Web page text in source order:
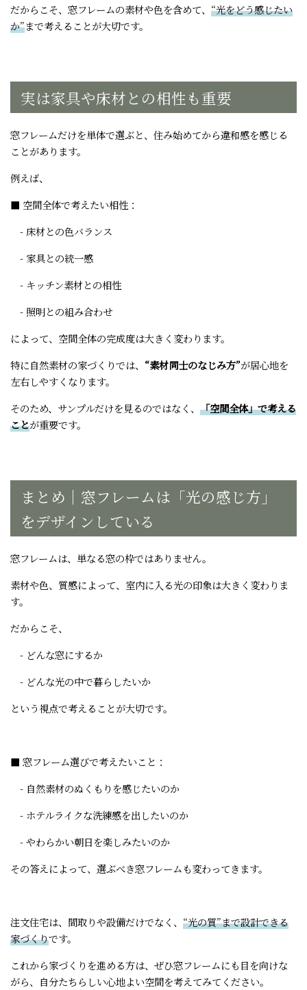
だからこそ、窓フレームの素材や色を含めて、 “光をどう感じたい
か”まで考えることが大切です。
実は家具や床材との相性も重要
窓フレームだけを単体で選ぶと、住み始めてから違和感を感じる
ことがあります。
例えば、
■ 空間全体で考えたい相性：
- 床材との色バランス
- 家具との統一感
- キッチン素材との相性
- 照明との組み合わせ
によって、空間全体の完成度は大きく変わります。
特に自然素材の家づくりでは、 “素材同士のなじみ方”が居心地を
左右しやすくなります。
そのため、サンプルだけを見るのではなく、 「空間全体」で考える
ことが重要です。
まとめ｜窓フレームは「光の感じ方」
をデザインしている
窓フレームは、単なる窓の枠ではありません。
素材や色、質感によって、室内に入る光の印象は大きく変わりま
す。
だからこそ、
- どんな窓にするか
- どんな光の中で暮らしたいか
という視点で考えることが大切です。
■ 窓フレーム選びで考えたいこと：
- 自然素材のぬくもりを感じたいのか
- ホテルライクな洗練感を出したいのか
- やわらかい朝日を楽しみたいのか
その答えによって、選ぶべき窓フレームも変わってきます。
注文住宅は、間取りや設備だけでなく、 “光の質”まで設計できる
家づくりです。
これから家づくりを進める方は、ぜひ窓フレームにも目を向けな
がら、自分たちらしい心地よい空間を考えてみてください。